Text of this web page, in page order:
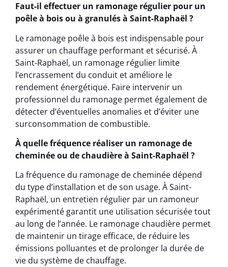
Faut-il effectuer un ramonage régulier pour un
poêle à bois ou à granulés à Saint-Raphaël ?
Le ramonage poêle à bois est indispensable pour
assurer un chauffage performant et sécurisé. À
Saint-Raphaël, un ramonage régulier limite
l’encrassement du conduit et améliore le
rendement énergétique. Faire intervenir un
professionnel du ramonage permet également de
détecter d’éventuelles anomalies et d’éviter une
surconsommation de combustible.
À quelle fréquence réaliser un ramonage de
cheminée ou de chaudière à Saint-Raphaël ?
La fréquence du ramonage de cheminée dépend
du type d’installation et de son usage. À Saint-
Raphaël, un entretien régulier par un ramoneur
expérimenté garantit une utilisation sécurisée tout
au long de l’année. Le ramonage chaudière permet
de maintenir un tirage efficace, de réduire les
émissions polluantes et de prolonger la durée de
vie du système de chauffage.